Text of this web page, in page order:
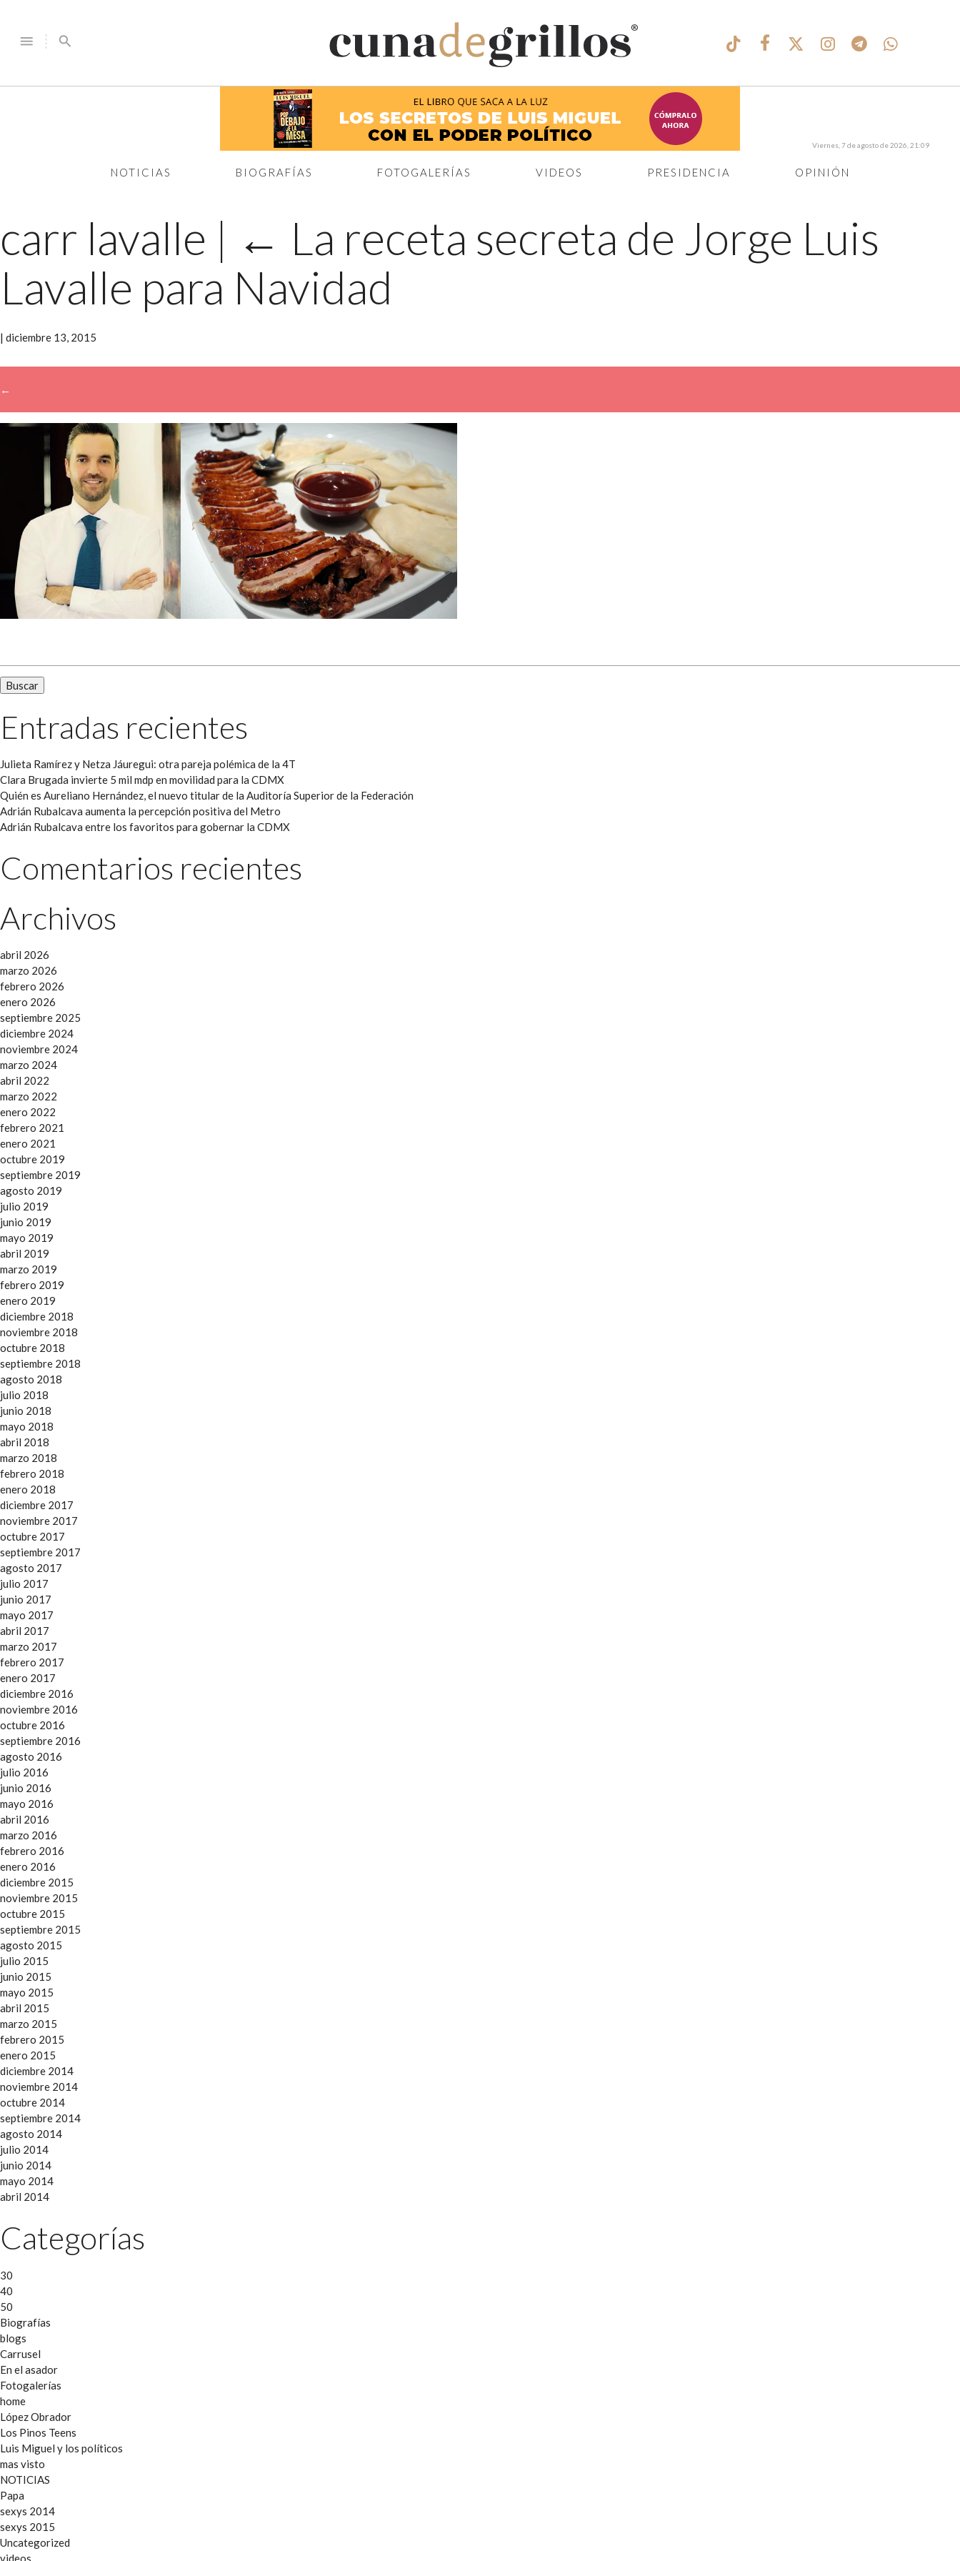
menu search
®
NOTICIAS BIOGRAFÍAS FOTOGALERÍAS VIDEOS PRESIDENCIA OPINIÓN
Viernes, 7 de agosto de 2026, 21:09
carr lavalle | ← La receta secreta de Jorge Luis
Lavalle para Navidad
| diciembre 13, 2015
←
Entradas recientes
Julieta Ramírez y Netza Jáuregui: otra pareja polémica de la 4T
Clara Brugada invierte 5 mil mdp en movilidad para la CDMX
Quién es Aureliano Hernández, el nuevo titular de la Auditoría Superior de la Federación
Adrián Rubalcava aumenta la percepción positiva del Metro
Adrián Rubalcava entre los favoritos para gobernar la CDMX
Comentarios recientes
Archivos
abril 2026
marzo 2026
febrero 2026
enero 2026
septiembre 2025
diciembre 2024
noviembre 2024
marzo 2024
abril 2022
marzo 2022
enero 2022
febrero 2021
enero 2021
octubre 2019
septiembre 2019
agosto 2019
julio 2019
junio 2019
mayo 2019
abril 2019
marzo 2019
febrero 2019
enero 2019
diciembre 2018
noviembre 2018
octubre 2018
septiembre 2018
agosto 2018
julio 2018
junio 2018
mayo 2018
abril 2018
marzo 2018
febrero 2018
enero 2018
diciembre 2017
noviembre 2017
octubre 2017
septiembre 2017
agosto 2017
julio 2017
junio 2017
mayo 2017
abril 2017
marzo 2017
febrero 2017
enero 2017
diciembre 2016
noviembre 2016
octubre 2016
septiembre 2016
agosto 2016
julio 2016
junio 2016
mayo 2016
abril 2016
marzo 2016
febrero 2016
enero 2016
diciembre 2015
noviembre 2015
octubre 2015
septiembre 2015
agosto 2015
julio 2015
junio 2015
mayo 2015
abril 2015
marzo 2015
febrero 2015
enero 2015
diciembre 2014
noviembre 2014
octubre 2014
septiembre 2014
agosto 2014
julio 2014
junio 2014
mayo 2014
abril 2014
Categorías
30
40
50
Biografías
blogs
Carrusel
En el asador
Fotogalerías
home
López Obrador
Los Pinos Teens
Luis Miguel y los políticos
mas visto
NOTICIAS
Papa
sexys 2014
sexys 2015
Uncategorized
videos